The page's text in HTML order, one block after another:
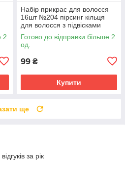
2
Набір прикрас для волосся
16шт №204 пірсинг кільця
для волосся з підвісками
Готово до відправки більше 2
од.
99 ₴
Купити
ще
за рік